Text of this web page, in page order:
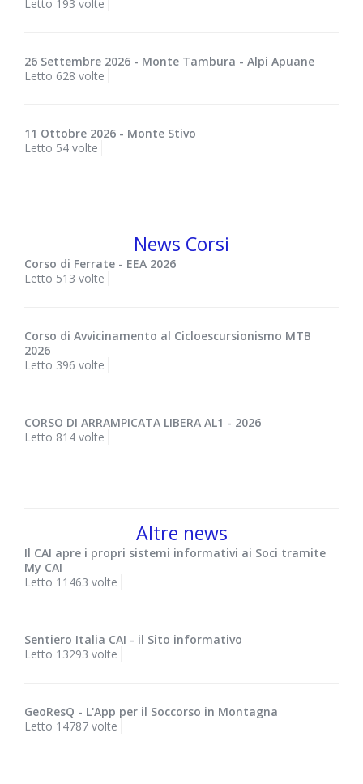
Letto 193 volte
26 Settembre 2026 - Monte Tambura - Alpi Apuane
Letto 628 volte
11 Ottobre 2026 - Monte Stivo
Letto 54 volte
News Corsi
Corso di Ferrate - EEA 2026
Letto 513 volte
Corso di Avvicinamento al Cicloescursionismo MTB
2026
Letto 396 volte
CORSO DI ARRAMPICATA LIBERA AL1 - 2026
Letto 814 volte
Altre news
Il CAI apre i propri sistemi informativi ai Soci tramite
My CAI
Letto 11463 volte
Sentiero Italia CAI - il Sito informativo
Letto 13293 volte
GeoResQ - L'App per il Soccorso in Montagna
Letto 14787 volte